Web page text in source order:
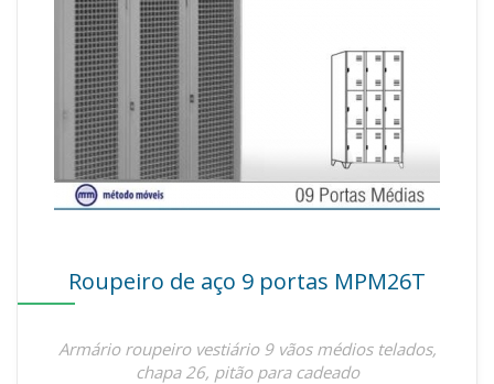
Roupeiro de aço 9 portas MPM26T
Armário roupeiro vestiário 9 vãos médios telados,
chapa 26, pitão para cadeado